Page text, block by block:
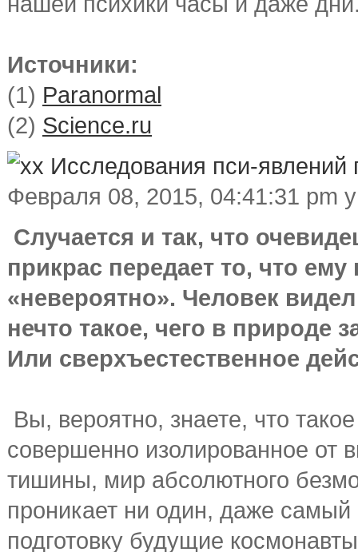
Источники:
(1) Paranormal
(2) Science.ru
Исследования пси-
Февраля 08, 2015, 04:41:31 pm
Случается и так, что
прикрас передает то, что
«невероятно». Человек
нечто такое, чего в природе
Или сверхъестественное
Вы, вероятно, знаете, что
совершенно изолированное
тишины, мир абсолютного
проникает ни один, даже самый
подготовку будущие